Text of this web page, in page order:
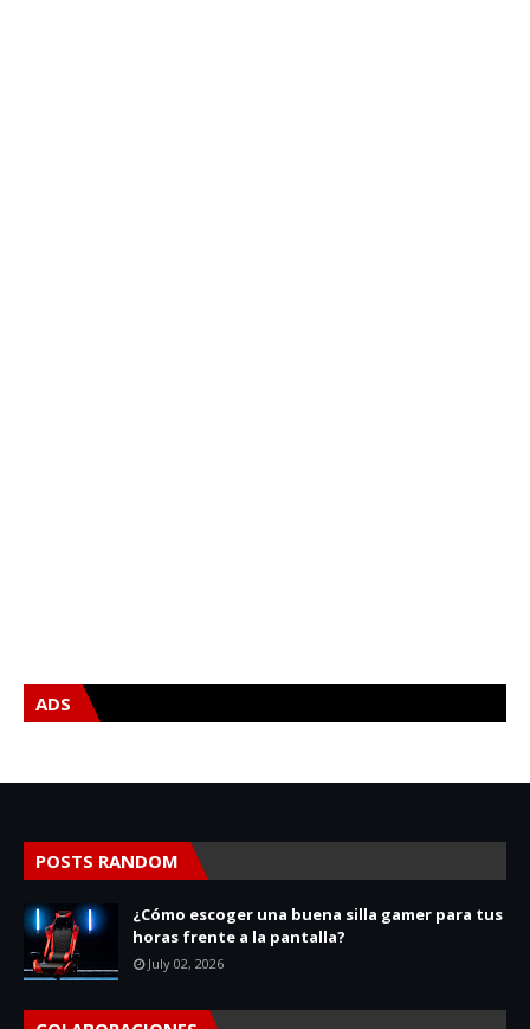
ADS
POSTS RANDOM
¿Cómo escoger una buena silla gamer para tus
horas frente a la pantalla?
July 02, 2026